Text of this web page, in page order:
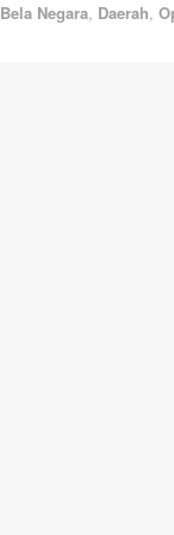
Bela Negara, Daerah,